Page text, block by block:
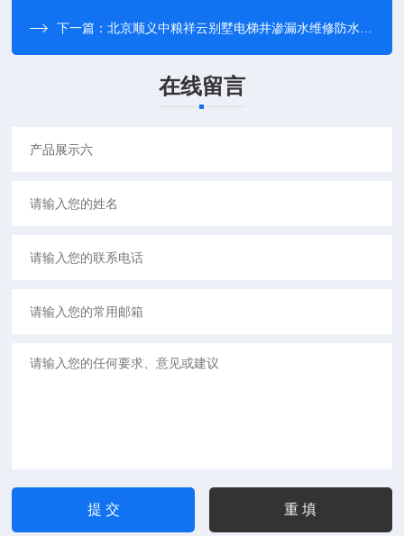
下一篇：北京顺义中粮祥云别墅电梯井渗漏水维修防水堵漏施工案例
在线留言